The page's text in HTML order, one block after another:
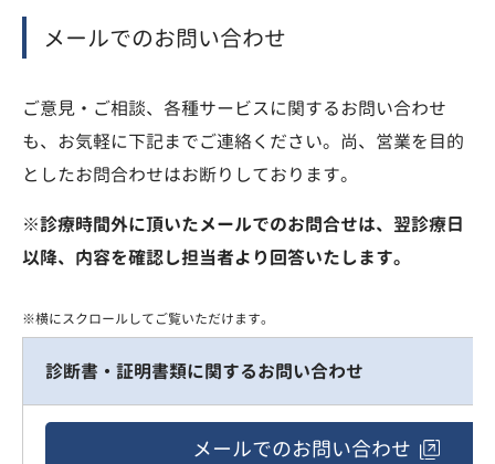
メールでのお問い合わせ
ご意見・ご相談、各種サービスに関するお問い合わせ
も、お気軽に下記までご連絡ください。尚、営業を目的
としたお問合わせはお断りしております。
※診療時間外に頂いたメールでのお問合せは、翌診療日
以降、内容を確認し担当者より回答いたします。
診断書・証明書類に関するお問い合わせ
メールでのお問い合わせ